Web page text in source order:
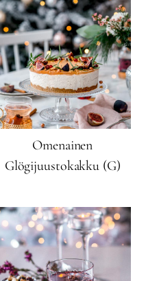
Omenainen
Glögijuustokakku (G)